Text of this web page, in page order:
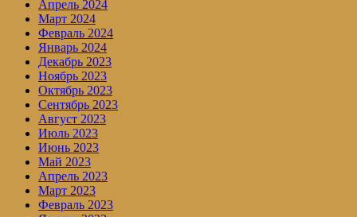
Апрель 2024
Март 2024
Февраль 2024
Январь 2024
Декабрь 2023
Ноябрь 2023
Октябрь 2023
Сентябрь 2023
Август 2023
Июль 2023
Июнь 2023
Май 2023
Апрель 2023
Март 2023
Февраль 2023